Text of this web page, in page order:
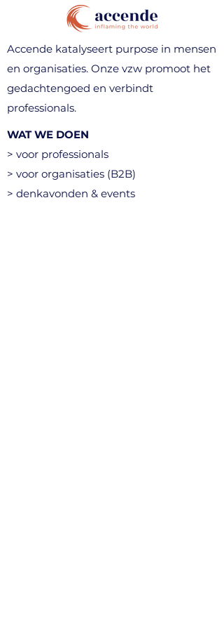
Accende katalyseert purpose in mensen
en organisaties. Onze vzw promoot het
gedachtengoed en verbindt
professionals.
WAT WE DOEN
> voor professionals
> voor organisaties (B2B)
> denkavonden & events